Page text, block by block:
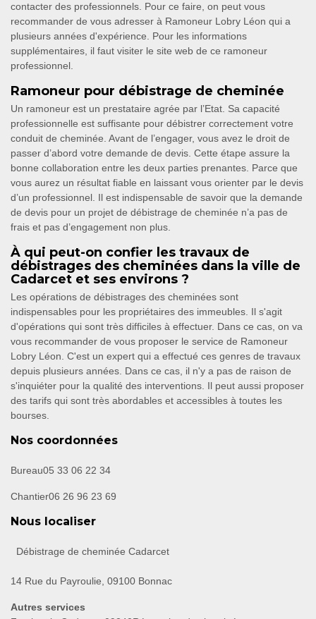
contacter des professionnels. Pour ce faire, on peut vous
recommander de vous adresser à Ramoneur Lobry Léon qui a
plusieurs années d'expérience. Pour les informations
supplémentaires, il faut visiter le site web de ce ramoneur
professionnel.
Ramoneur pour débistrage de cheminée
Un ramoneur est un prestataire agrée par l’Etat. Sa capacité
professionnelle est suffisante pour débistrer correctement votre
conduit de cheminée. Avant de l’engager, vous avez le droit de
passer d’abord votre demande de devis. Cette étape assure la
bonne collaboration entre les deux parties prenantes. Parce que
vous aurez un résultat fiable en laissant vous orienter par le devis
d’un professionnel. Il est indispensable de savoir que la demande
de devis pour un projet de débistrage de cheminée n’a pas de
frais et pas d’engagement non plus.
À qui peut-on confier les travaux de
débistrages des cheminées dans la ville de
Cadarcet et ses environs ?
Les opérations de débistrages des cheminées sont
indispensables pour les propriétaires des immeubles. Il s'agit
d'opérations qui sont très difficiles à effectuer. Dans ce cas, on va
vous recommander de vous proposer le service de Ramoneur
Lobry Léon. C'est un expert qui a effectué ces genres de travaux
depuis plusieurs années. Dans ce cas, il n'y a pas de raison de
s'inquiéter pour la qualité des interventions. Il peut aussi proposer
des tarifs qui sont très abordables et accessibles à toutes les
bourses.
Nos coordonnées
Bureau05 33 06 22 34
Chantier06 26 96 23 69
Nous localiser
Débistrage de cheminée Cadarcet
14 Rue du Payroulie, 09100 Bonnac
Autres services